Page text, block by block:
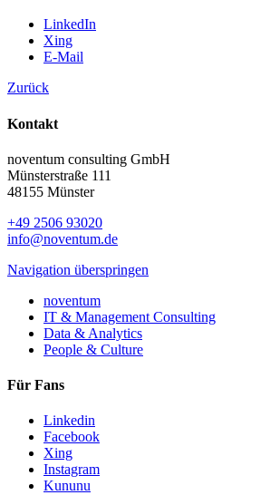
LinkedIn
Xing
E-Mail
Zurück
Kontakt
noventum consulting GmbH
Münsterstraße 111
48155 Münster
+49 2506 93020
info@noventum.de
Navigation überspringen
noventum
IT & Management Consulting
Data & Analytics
People & Culture
Für Fans
Linkedin
Facebook
Xing
Instagram
Kununu